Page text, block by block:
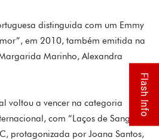
distinguida com um Emmy
em 2010, também emitida na
Marinho, Alexandra
voltou a vencer na categoria
com “Laços de Sangue”,
protagonizada por Joana Santos,
Flash Info